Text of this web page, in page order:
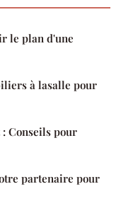
le plan d'une
à lasalle pour
Conseils pour
partenaire pour